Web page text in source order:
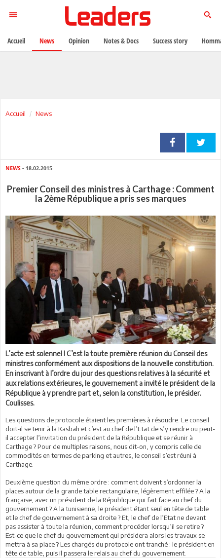
Accueil News
NEWS - 18.02.2015
Premier Conseil des ministres à Carthage : Comment
la 2ème République a pris ses marques
L’acte est solennel ! C’est la toute première réunion du Conseil des
ministres conformément aux dispositions de la nouvelle constitution.
En inscrivant à l’ordre du jour des questions relatives à la sécurité et
aux relations extérieures, le gouvernement a invité le président de la
République à y prendre part et, selon la constitution, le présider.
Coulisses.
Les questions de protocole étaient les premières à résoudre. Le conseil
doit-il se tenir à la Kasbah et c’est au chef de l’Etat de s’y rendre ou peut-
il accepter l’invitation du président de la République et se réunir à
Carthage ? Pour de multiples raisons, nous dit-on, y compris celle de
commodités en termes de parking et autres, le conseil s’est réuni à
Carthage.
Deuxième question du même ordre : comment doivent s’ordonner la
places autour de la grande table rectangulaire, légèrement effilée ? A la
française, avec un président de la République qui fait face au chef du
gouvernement ? A la tunisienne, le président étant seul en tête de table
et le chef de gouvernement à sa droite ? Et, le chef de l’Etat ne devant
pas assister à toute la réunion, comment procéder lorsqu’il se retire ?
Est-ce que le chef du gouvernement qui présidera alors les travaux se
mettra à sa place ? Les chargés du protocole ont tranché : le président en
tête de table, puis il passera le relais au chef du gouvernement.
Accueil News Opinion Notes & Docs Success story